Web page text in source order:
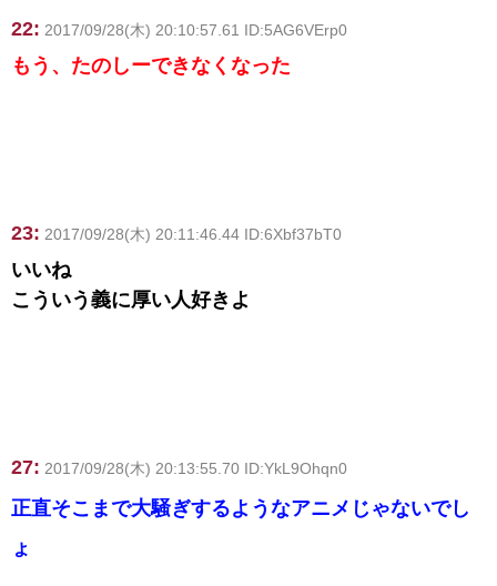
22: 2017/09/28(木) 20:10:57.61 ID:5AG6VErp0
もう、たのしーできなくなった
23: 2017/09/28(木) 20:11:46.44 ID:6Xbf37bT0
いいね
こういう義に厚い人好きよ
27: 2017/09/28(木) 20:13:55.70 ID:YkL9Ohqn0
正直そこまで大騒ぎするようなアニメじゃないでし
ょ